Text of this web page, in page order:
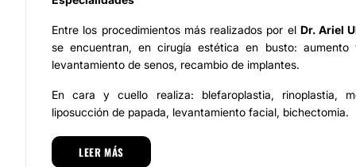
Entre los procedimientos más realizados por el Dr. Ariel
se encuentran, en cirugía estética en busto: aumento
levantamiento de senos, recambio de implantes.
En cara y cuello realiza: blefaroplastia, rinoplastia,
liposucción de papada, levantamiento facial, bichectomia.
En levantamiento corporal: lipectomia, abdominoplastia,
mommu makeover, brazos, muslos, brazilian butt lift,
LEER MÁS